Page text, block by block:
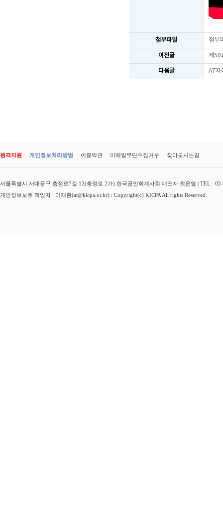
첨부파일 첨부
이전글 제50
다음글 AT자
원격지원 개인정보처리방법 이용약관 이메일무단수집거부 찾아오시는길
서울특별시 서대문구 충정로7길 12(충정로 2가) 한국공인회계사회 대표자 최운열 | TEL :
개인정보보호 책임자 : 이재환(at@kicpa.or.kr) : Copyright(c) KICPA All rights Reserved.